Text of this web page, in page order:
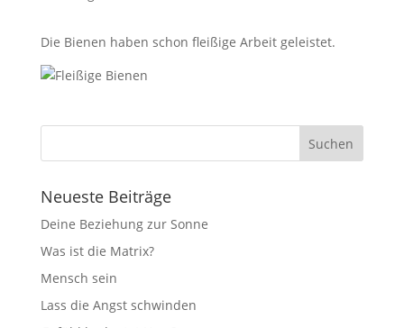
Die Bienen haben schon fleißige Arbeit geleistet.
Neueste Beiträge
Deine Beziehung zur Sonne
Was ist die Matrix?
Mensch sein
Lass die Angst schwinden